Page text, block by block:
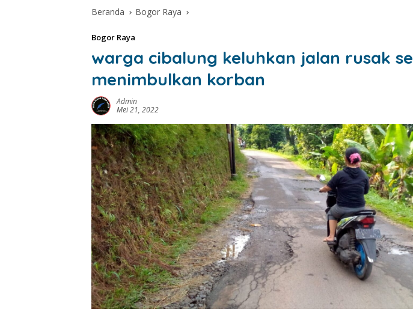
Beranda Bogor Raya
Bogor Raya
warga cibalung keluhkan jalan rusak
menimbulkan korban
Admin
Mei 21, 2022